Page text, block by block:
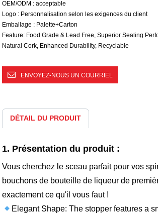
OEM/ODM : acceptable
Logo : Personnalisation selon les exigences du client
Emballage : Palette+Carton
Feature: Food Grade & Lead Free, Superior Sealing
Natural Cork, Enhanced Durability, Recyclable
ENVOYEZ-NOUS UN COURRIEL
DÉTAIL DU PRODUIT
1. Présentation du produit :
Vous cherchez le sceau parfait pour vos
bouchons de bouteille de liqueur de
exactement ce qu'il vous faut !
Elegant Shape: The stopper features a